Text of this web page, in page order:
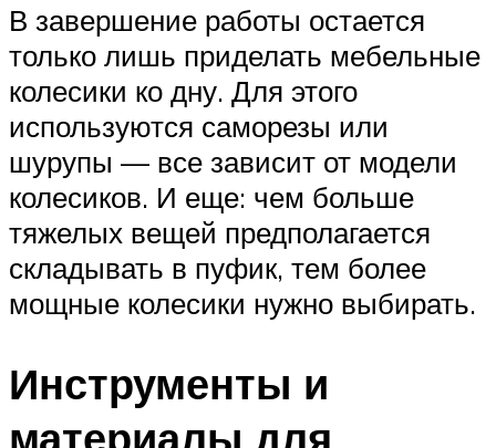
В завершение работы остается
только лишь приделать мебельные
колесики ко дну. Для этого
используются саморезы или
шурупы — все зависит от модели
колесиков. И еще: чем больше
тяжелых вещей предполагается
складывать в пуфик, тем более
мощные колесики нужно выбирать.
Инструменты и